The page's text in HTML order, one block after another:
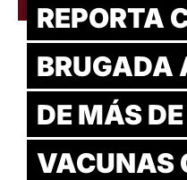
REPORTA
BRUGADA
DE MÁS
VACUNAS